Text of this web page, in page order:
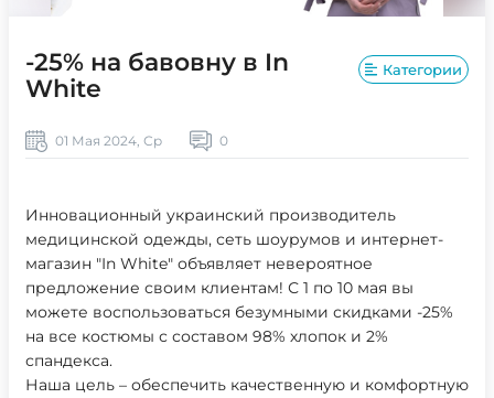
-25% на бавовну в In
White
Категории
01 Мая 2024, Ср 0
Инновационный украинский производитель
медицинской одежды, сеть шоурумов и интернет-
магазин "In White" объявляет невероятное
предложение своим клиентам! С 1 по 10 мая вы
можете воспользоваться безумными скидками -25%
на все костюмы с составом 98% хлопок и 2%
спандекса.
Наша цель – обеспечить качественную и комфортную